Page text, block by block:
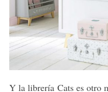
Y la librería Cats es otro